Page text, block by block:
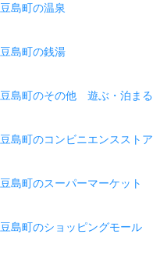
島町の温泉
島町の銭湯
島町のその他 遊ぶ・泊まる
島町のコンビニエンスストア
島町のスーパーマーケット
島町のショッピングモール